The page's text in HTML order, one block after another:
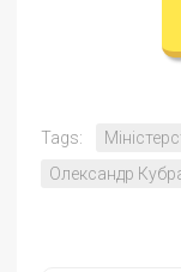
Tags:
Олександр